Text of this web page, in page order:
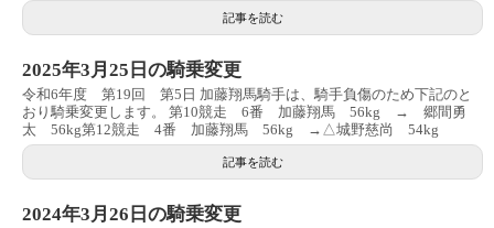
記事を読む
2025年3月25日の騎乗変更
令和6年度 第19回 第5日 加藤翔馬騎手は、騎手負傷のため下記のと
おり騎乗変更します。 第10競走 6番 加藤翔馬 56kg → 郷間勇
太 56kg第12競走 4番 加藤翔馬 56kg →△城野慈尚 54kg
記事を読む
2024年3月26日の騎乗変更